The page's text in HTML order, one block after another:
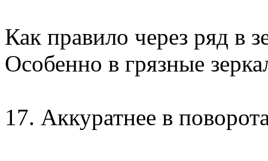
Как правило через ряд в
Особенно в грязные
17. Аккуратнее в